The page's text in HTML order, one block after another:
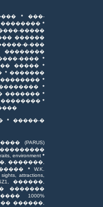
*���-
�������� *
�����
������
�-���
��������
����
*
�����
*
*�������
*
*
������� *
*
*�����-�
(PARUS)
environment*
�������,
* W.K.
attractions,
������,
�������
1000%
������,